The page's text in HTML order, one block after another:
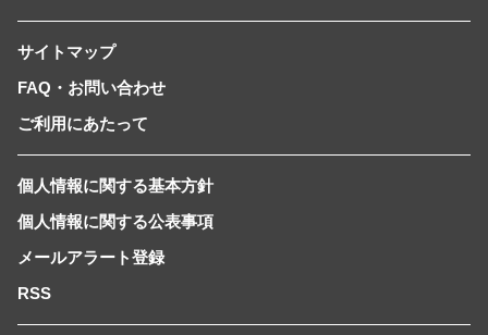
サイトマップ
FAQ・お問い合わせ
ご利用にあたって
個人情報に関する基本方針
個人情報に関する公表事項
メールアラート登録
RSS